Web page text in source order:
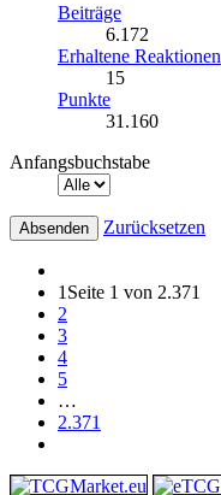
Beiträge
6.172
Erhaltene Reaktionen
15
Punkte
31.160
Anfangsbuchstabe
Zurücksetzen
1 Seite 1 von 2.371
2
3
4
5
…
2.371